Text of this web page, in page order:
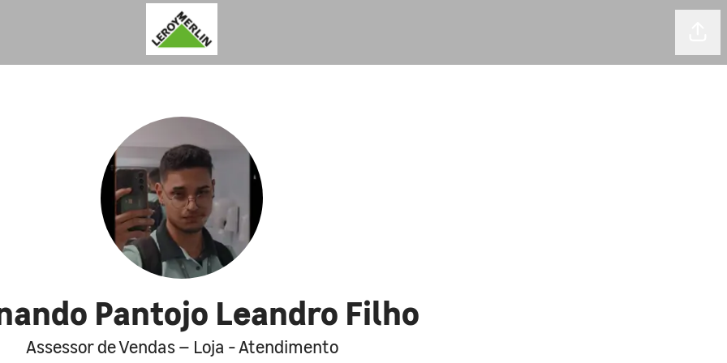
Pantojo Leandro Filho
Assessor de Vendas – Loja - Atendimento